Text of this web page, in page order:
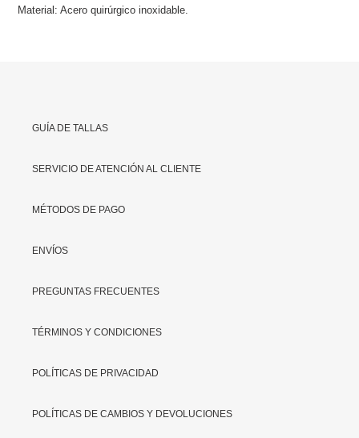
Material: Acero quirúrgico inoxidable.
GUÍA DE TALLAS
SERVICIO DE ATENCIÓN AL CLIENTE
MÉTODOS DE PAGO
ENVÍOS
PREGUNTAS FRECUENTES
TÉRMINOS Y CONDICIONES
POLÍTICAS DE PRIVACIDAD
POLÍTICAS DE CAMBIOS Y DEVOLUCIONES